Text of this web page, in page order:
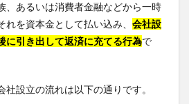
、あるいは消費者金融などから一時
を資本金として払い込み、 会社設
に引き出して返済に充てる行為で
設立の流れは以下の通りです。